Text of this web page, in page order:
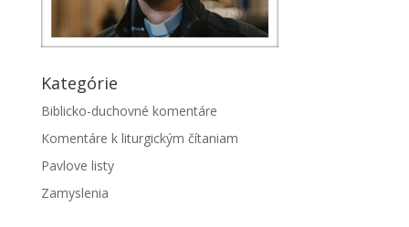
Kategórie
Biblicko-duchovné komentáre
Komentáre k liturgickým čítaniam
Pavlove listy
Zamyslenia